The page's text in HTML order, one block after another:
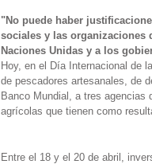
"No puede haber
sociales y las organizaciones
Naciones Unidas y a los
Hoy, en el Día Internacional de
de pescadores artesanales, de
Banco Mundial, a tres agencias
agrícolas que tienen como
Entre el 18 y el 20 de abril,